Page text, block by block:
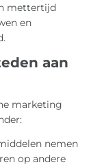
mettertijd
en
aan
marketing
nemen
op andere